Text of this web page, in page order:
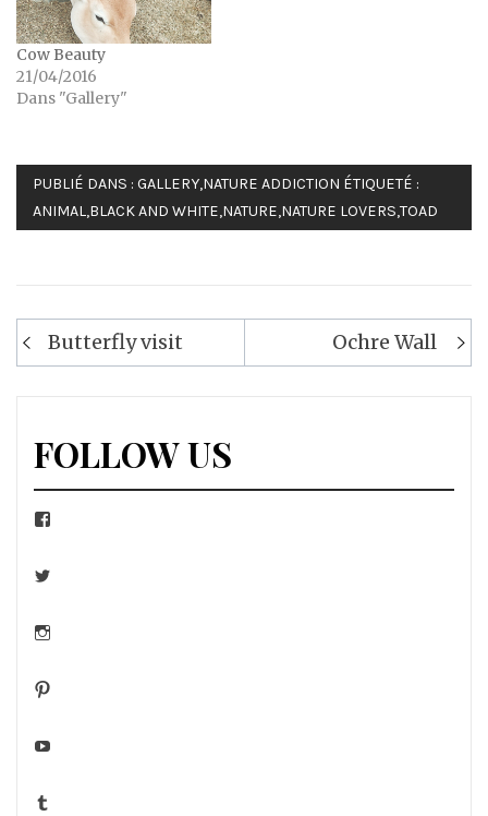
Cow Beauty
21/04/2016
Dans "Gallery"
PUBLIÉ DANS : GALLERY,NATURE ADDICTION ÉTIQUETÉ :
ANIMAL,BLACK AND WHITE,NATURE,NATURE LOVERS,TOAD
Navigation
de
Butterfly visit Ochre Wall
FOLLOW US
Facebook
Twitter
Instagram
Pinterest
YouTube
Tumblr